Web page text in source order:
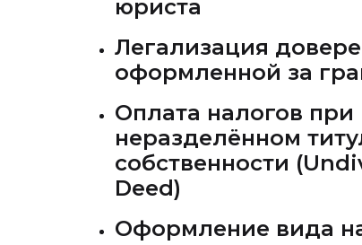
юриста
Легализация
оформленной за
Оплата налогов при
неразделённом
собственности
Deed)
Оформление вида